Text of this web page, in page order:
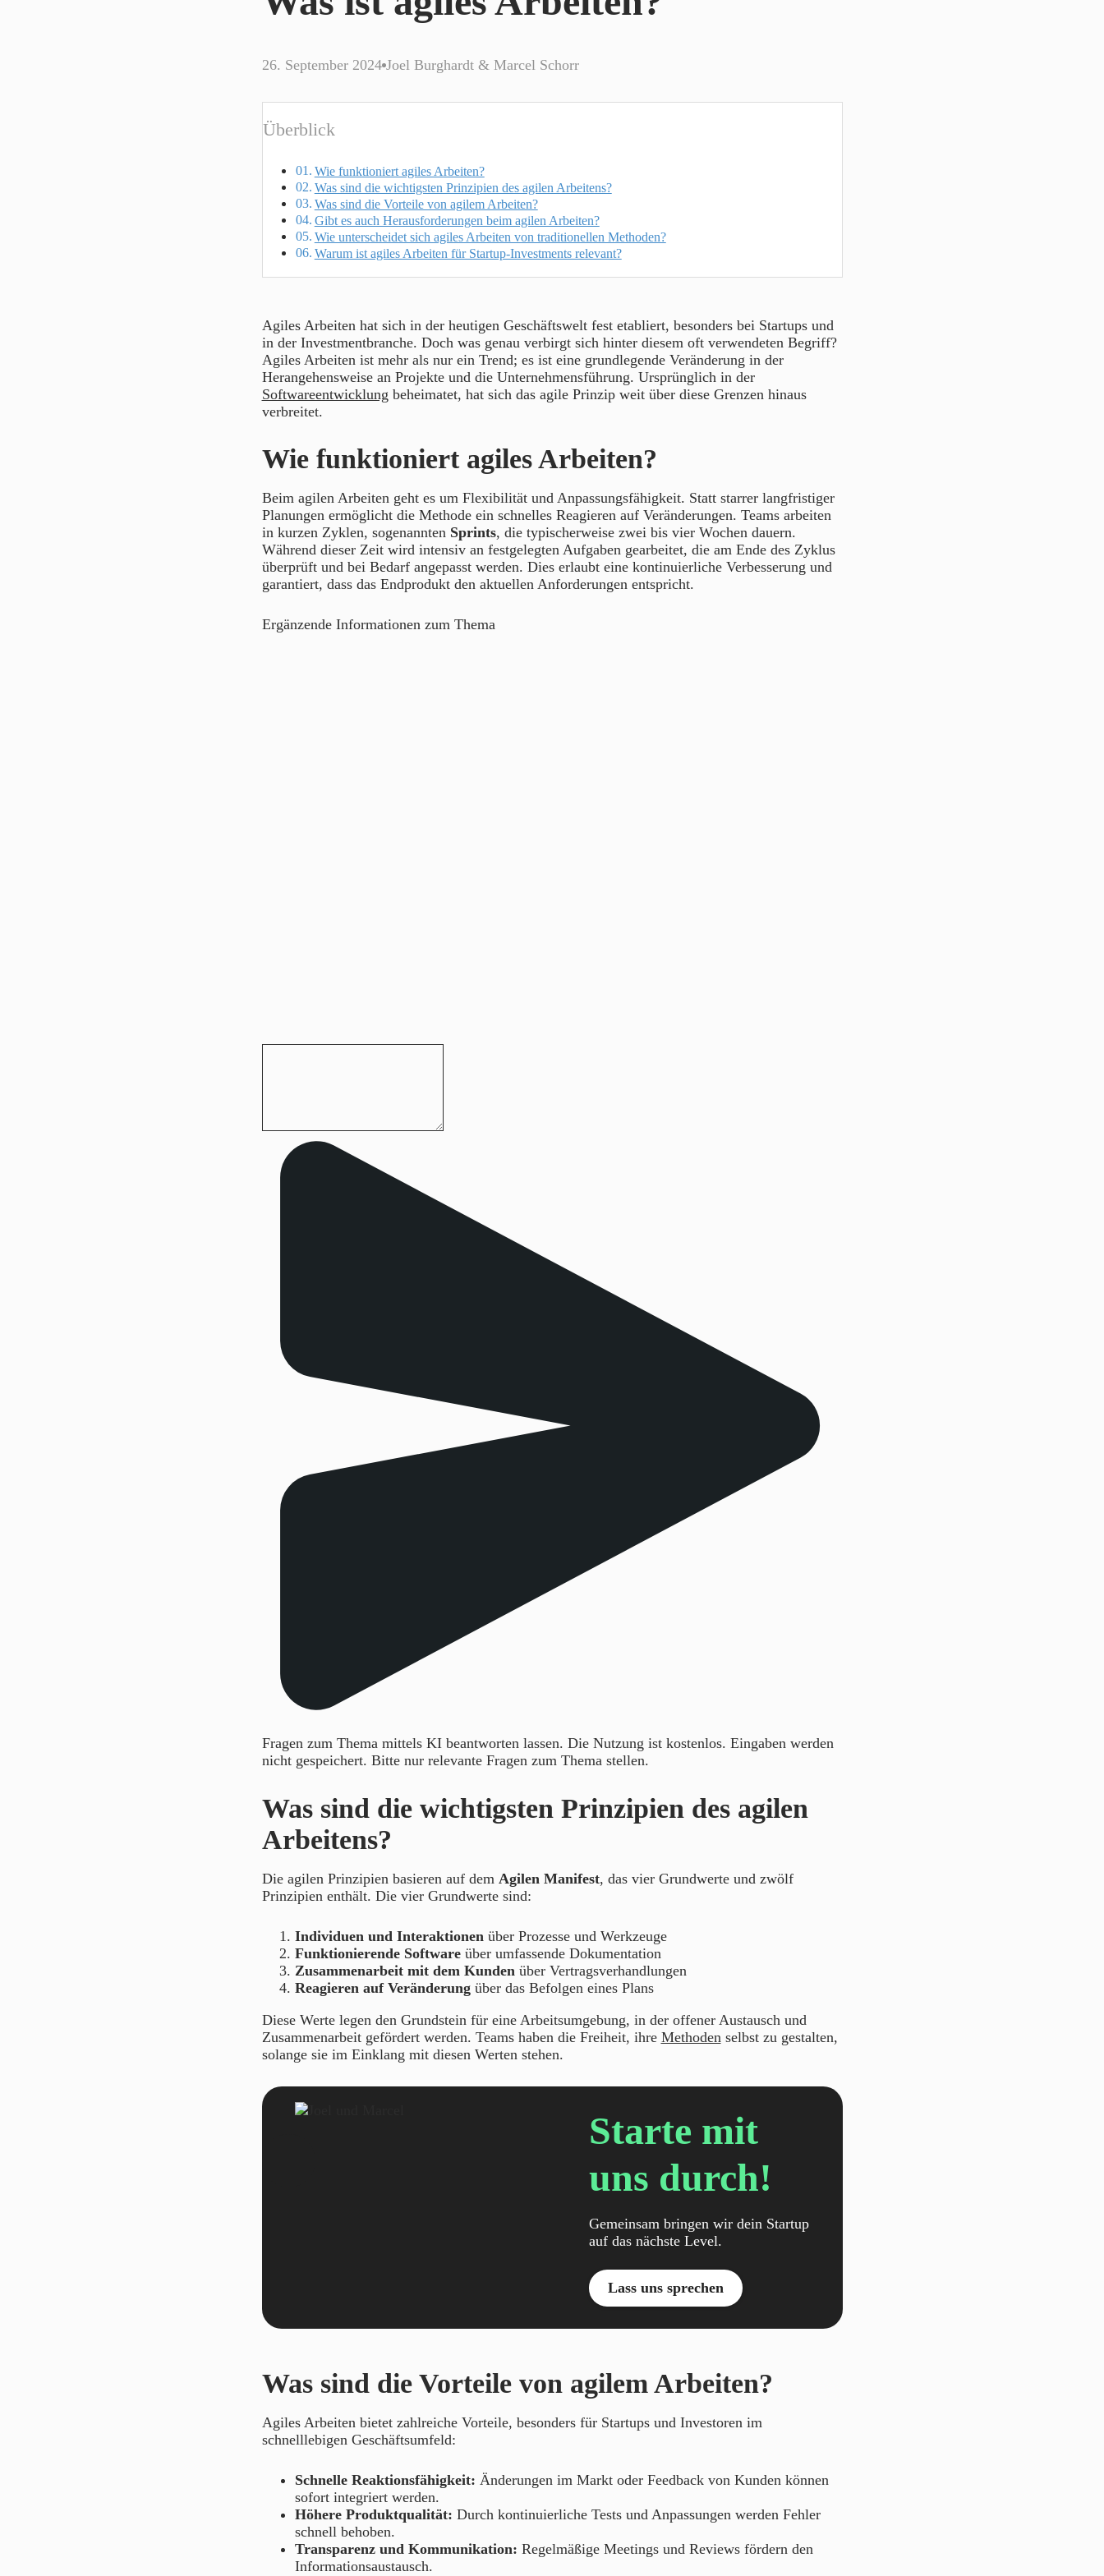
26. September 2024 Joel Burghardt & Marcel Schorr
Überblick
Wie funktioniert agiles Arbeiten?
Was sind die wichtigsten Prinzipien des agilen Arbeitens?
Was sind die Vorteile von agilem Arbeiten?
Gibt es auch Herausforderungen beim agilen Arbeiten?
Wie unterscheidet sich agiles Arbeiten von traditionellen Methoden?
Warum ist agiles Arbeiten für Startup-Investments relevant?
Agiles Arbeiten hat sich in der heutigen Geschäftswelt fest etabliert, besonders bei Startups und
in der Investmentbranche. Doch was genau verbirgt sich hinter diesem oft verwendeten Begriff?
Agiles Arbeiten ist mehr als nur ein Trend; es ist eine grundlegende Veränderung in der
Herangehensweise an Projekte und die Unternehmensführung. Ursprünglich in der
Softwareentwicklung beheimatet, hat sich das agile Prinzip weit über diese Grenzen hinaus
verbreitet.
Wie funktioniert agiles Arbeiten?
Beim agilen Arbeiten geht es um Flexibilität und Anpassungsfähigkeit. Statt starrer langfristiger
Planungen ermöglicht die Methode ein schnelles Reagieren auf Veränderungen. Teams arbeiten
in kurzen Zyklen, sogenannten Sprints, die typischerweise zwei bis vier Wochen dauern.
Während dieser Zeit wird intensiv an festgelegten Aufgaben gearbeitet, die am Ende des Zyklus
überprüft und bei Bedarf angepasst werden. Dies erlaubt eine kontinuierliche Verbesserung und
garantiert, dass das Endprodukt den aktuellen Anforderungen entspricht.
Ergänzende Informationen zum Thema
Fragen zum Thema mittels KI beantworten lassen. Die Nutzung ist kostenlos. Eingaben werden
nicht gespeichert. Bitte nur relevante Fragen zum Thema stellen.
Was sind die wichtigsten Prinzipien des agilen
Arbeitens?
Die agilen Prinzipien basieren auf dem Agilen Manifest, das vier Grundwerte und zwölf
Prinzipien enthält. Die vier Grundwerte sind:
Individuen und Interaktionen über Prozesse und Werkzeuge
Funktionierende Softwareüber umfassende Dokumentation
Zusammenarbeit mit dem Kunden über Vertragsverhandlungen
Reagieren auf Veränderungüber das Befolgen eines Plans
Diese Werte legen den Grundstein für eine Arbeitsumgebung, in der offener Austausch und
Zusammenarbeit gefördert werden. Teams haben die Freiheit, ihre Methoden selbst zu gestalten,
solange sie im Einklang mit diesen Werten stehen.
Starte mit
uns durch!
Gemeinsam bringen wir dein Startup
auf das nächste Level.
Lass uns sprechen
Was sind die Vorteile von agilem Arbeiten?
Agiles Arbeiten bietet zahlreiche Vorteile, besonders für Startups und Investoren im
schnelllebigen Geschäftsumfeld:
Schnelle Reaktionsfähigkeit: Änderungen im Markt oder Feedback von Kunden können
sofort integriert werden.
Höhere Produktqualität: Durch kontinuierliche Tests und Anpassungen werden Fehler
schnell behoben.
Transparenz und Kommunikation: Regelmäßige Meetings und Reviews fördern den
Informationsaustausch.